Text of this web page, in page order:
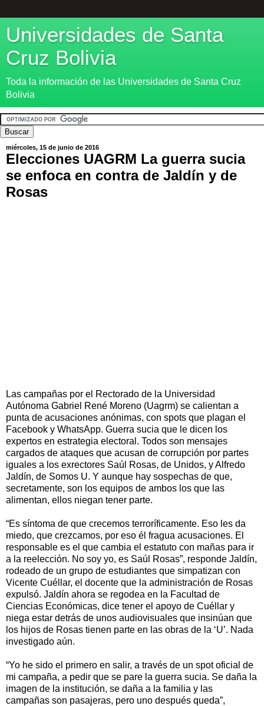
Universidades de Santa
Cruz Bolivia
Toda la información de las Universidades de Santa Cruz
Bolivia
miércoles, 15 de junio de 2016
Elecciones UAGRM La guerra sucia
se enfoca en contra de Jaldín y de
Rosas
Las campañas por el Rectorado de la Universidad
Autónoma Gabriel René Moreno (Uagrm) se calientan a
punta de acusaciones anónimas, con spots que plagan el
Facebook y WhatsApp. Guerra sucia que le dicen los
expertos en estrategia electoral. Todos son mensajes
cargados de ataques que acusan de corrupción por partes
iguales a los exrectores Saúl Rosas, de Unidos, y Alfredo
Jaldín, de Somos U. Y aunque hay sospechas de que,
secretamente, son los equipos de ambos los que las
alimentan, ellos niegan tener parte.
“Es síntoma de que crecemos terroríficamente. Eso les da
miedo, que crezcamos, por eso él fragua acusaciones. El
responsable es el que cambia el estatuto con mañas para ir
a la reelección. No soy yo, es Saúl Rosas”, responde Jaldín,
rodeado de un grupo de estudiantes que simpatizan con
Vicente Cuéllar, el docente que la administración de Rosas
expulsó. Jaldín ahora se regodea en la Facultad de
Ciencias Económicas, dice tener el apoyo de Cuéllar y
niega estar detrás de unos audiovisuales que insinúan que
los hijos de Rosas tienen parte en las obras de la ‘U’. Nada
investigado aún.
“Yo he sido el primero en salir, a través de un spot oficial de
mi campaña, a pedir que se pare la guerra sucia. Se daña la
imagen de la institución, se daña a la familia y las
campañas son pasajeras, pero uno después queda”,